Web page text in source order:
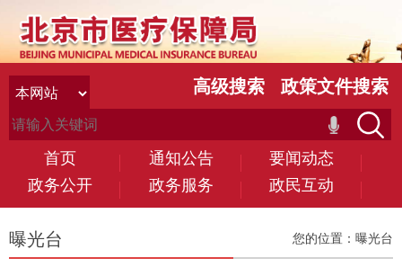
首页 通知公告
要闻动态
政务公开
政务服务 政民互动
高级搜索 政策文件搜索
曝光台 您的位置： 曝光台